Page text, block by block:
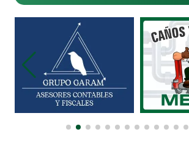
Belleza
Bordados y Estampados
Boutiques